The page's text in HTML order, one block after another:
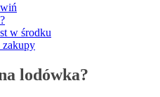
w środku
zakupy
lodówka?